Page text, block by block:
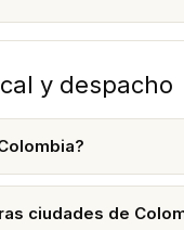
y despacho
ciudades de